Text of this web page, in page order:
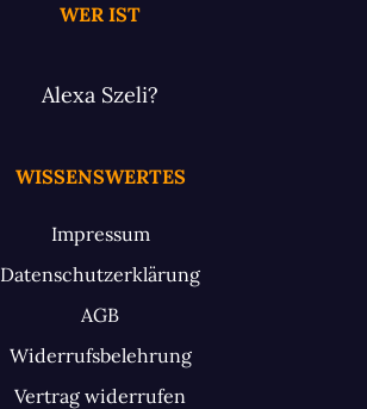
WER IST
Alexa Szeli?
WISSENSWERTES
Impressum
Datenschutzerklärung
AGB
Widerrufsbelehrung
Vertrag widerrufen